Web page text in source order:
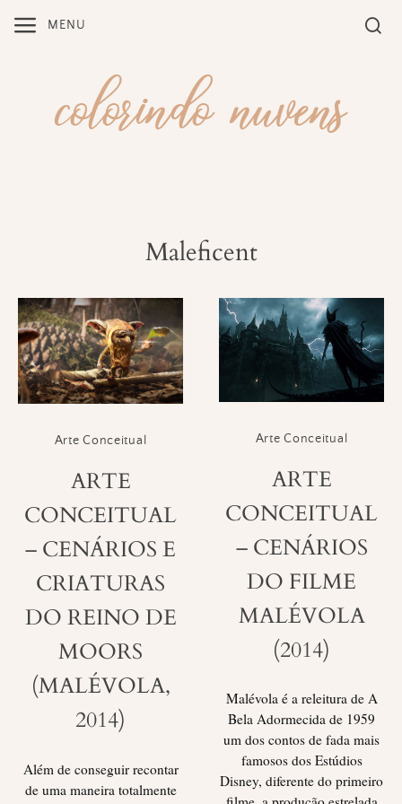
MENU
Maleficent
Arte Conceitual
ARTE
CONCEITUAL
– CENÁRIOS E
CRIATURAS
DO REINO DE
MOORS
(MALÉVOLA,
2014)
Além de conseguir recontar
de uma maneira totalmente
Arte Conceitual
ARTE
CONCEITUAL
– CENÁRIOS
DO FILME
MALÉVOLA
(2014)
Malévola é a releitura de A
Bela Adormecida de 1959
um dos contos de fada mais
famosos dos Estúdios
Disney, diferente do primeiro